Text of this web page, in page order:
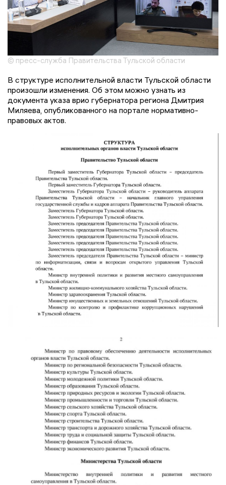
© пресс-служба Правительства Тульской области
В структуре исполнительной власти Тульской области
произошли изменения. Об этом можно узнать из
документа указа врио губернатора региона Дмитрия
Миляева, опубликованного на портале нормативно-
правовых актов.